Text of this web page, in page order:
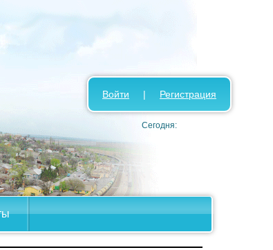
Войти | Регистрация
Сегодня: